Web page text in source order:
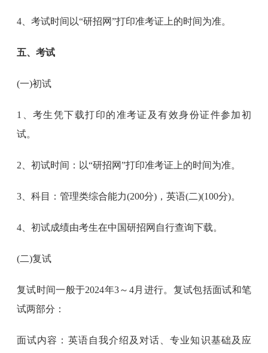
4、考试时间以“研招网”打印准考证上的时间为准。
五、考试
(一)初试
1、考生凭下载打印的准考证及有效身份证件参加初
试。
2、初试时间：以“研招网”打印准考证上的时间为准。
3、科目：管理类综合能力(200分)，英语(二)(100分)。
4、初试成绩由考生在中国研招网自行查询下载。
(二)复试
复试时间一般于2024年3～4月进行。复试包括面试和笔
试两部分：
面试内容：英语自我介绍及对话、专业知识基础及应